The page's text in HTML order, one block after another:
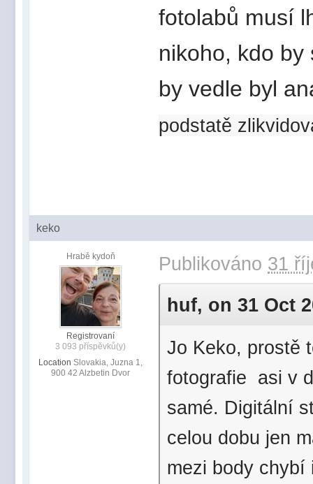
fotolabů musí
nikoho, kdo by
by vedle byl
podstatě
keko
Hrabě kydoň
Registrovaní
3 093 příspěvků(y)
Location Slovakia, Juzna 1,
900 42 Alzbetin Dvor
Publikováno 31
huf, on 31 Oct
Jo Keko, prostě
fotografie asi v
samé. Digitální
celou dobu jen
mezi body chybí